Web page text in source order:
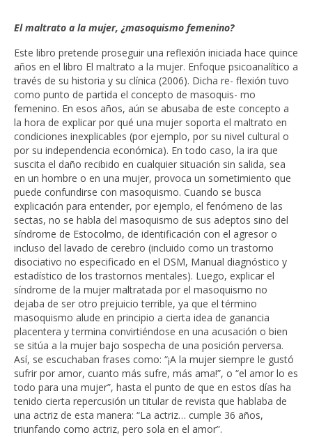
El maltrato a la mujer, ¿masoquismo femenino?
Este libro pretende proseguir una reflexión iniciada hace quince
años en el libro El maltrato a la mujer. Enfoque psicoanalítico a
través de su historia y su clínica (2006). Dicha re- flexión tuvo
como punto de partida el concepto de masoquis- mo
femenino. En esos años, aún se abusaba de este concepto a
la hora de explicar por qué una mujer soporta el maltrato en
condiciones inexplicables (por ejemplo, por su nivel cultural o
por su independencia económica). En todo caso, la ira que
suscita el daño recibido en cualquier situación sin salida, sea
en un hombre o en una mujer, provoca un sometimiento que
puede confundirse con masoquismo. Cuando se busca
explicación para entender, por ejemplo, el fenómeno de las
sectas, no se habla del masoquismo de sus adeptos sino del
síndrome de Estocolmo, de identificación con el agresor o
incluso del lavado de cerebro (incluido como un trastorno
disociativo no especificado en el DSM, Manual diagnóstico y
estadístico de los trastornos mentales). Luego, explicar el
síndrome de la mujer maltratada por el masoquismo no
dejaba de ser otro prejuicio terrible, ya que el término
masoquismo alude en principio a cierta idea de ganancia
placentera y termina convirtiéndose en una acusación o bien
se sitúa a la mujer bajo sospecha de una posición perversa.
Así, se escuchaban frases como: “¡A la mujer siempre le gustó
sufrir por amor, cuanto más sufre, más ama!”, o “el amor lo es
todo para una mujer”, hasta el punto de que en estos días ha
tenido cierta repercusión un titular de revista que hablaba de
una actriz de esta manera: “La actriz… cumple 36 años,
triunfando como actriz, pero sola en el amor”.